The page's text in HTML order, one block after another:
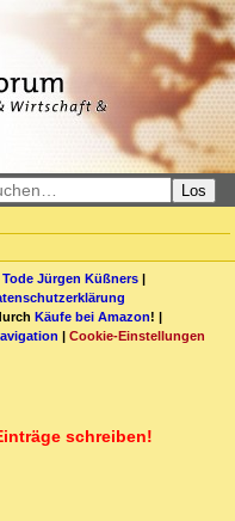
Los
Jürgen Küßners |
Käufe bei Amazon! |
| Cookie-Einstellungen
schreiben!